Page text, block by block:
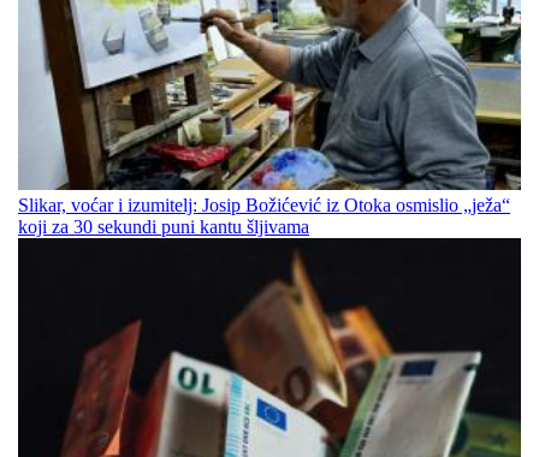
Slikar, voćar i izumitelj: Josip Božićević iz Otoka osmislio „ježa“
koji za 30 sekundi puni kantu šljivama